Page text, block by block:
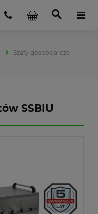
Szafy gospodarcze
SSBIU